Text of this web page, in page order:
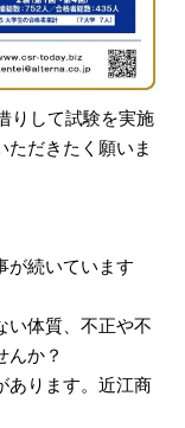
りして試験を実施
ただきたく願いま
が続いています
い体質、不正や不
んか？
あります。近江商